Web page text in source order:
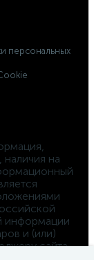
персональных
наличия на
информации
и (или)
сайта